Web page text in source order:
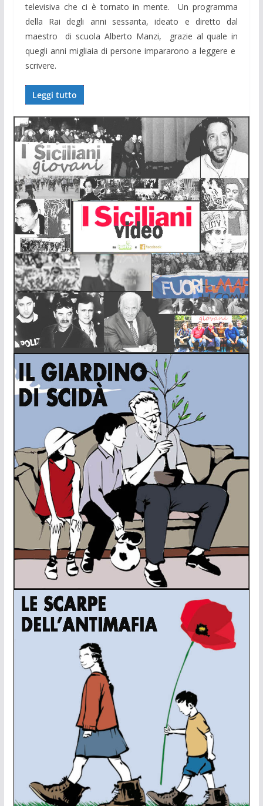
televisiva che ci è tornato in mente. Un programma
della Rai degli anni sessanta, ideato e diretto dal
maestro di scuola Alberto Manzi, grazie al quale in
quegli anni migliaia di persone impararono a leggere e
scrivere.
Leggi tutto